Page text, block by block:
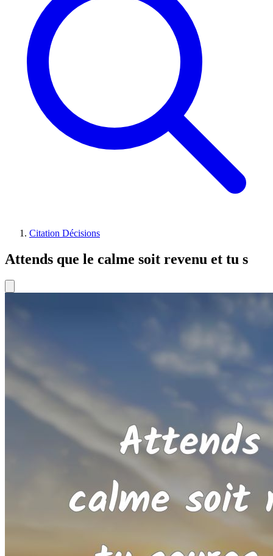
Citation Décisions
Attends que le calme soit revenu et tu s